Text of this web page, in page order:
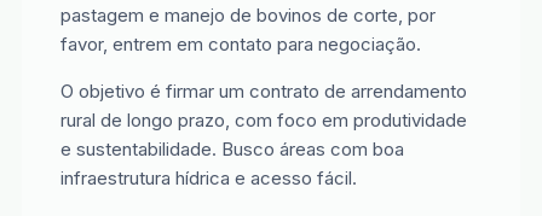
pastagem e manejo de bovinos de corte, por
favor, entrem em contato para negociação.
O objetivo é firmar um contrato de arrendamento
rural de longo prazo, com foco em produtividade
e sustentabilidade. Busco áreas com boa
infraestrutura hídrica e acesso fácil.